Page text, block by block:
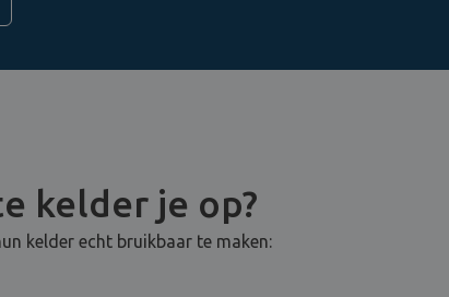
kelder je op?
kelder echt bruikbaar te maken: